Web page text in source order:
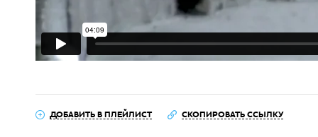
ДОБАВИТЬ В ПЛЕЙЛИСТ СКОПИРОВАТЬ ССЫЛКУ